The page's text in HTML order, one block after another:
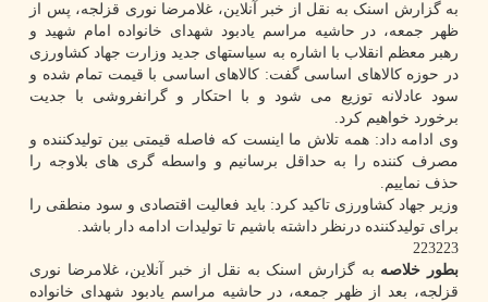
به گزارش اسنک به نقل از خبر آنلاین، غلامرضا نوری قزلجه، پس از
ظهر جمعه، در حاشیه مراسم یادبود شهدای خانواده امام شهید و
رهبر معظم انقلاب با اشاره به سیاستهای جدید وزارت جهاد کشاورزی
در حوزه کالاهای اساسی گفت: کالاهای اساسی با قیمت تمام شده و
سود عادلانه توزیع می شود و با احتکار و گرانفروشی با جدیت
برخورد خواهیم کرد.
وی ادامه داد: همه تلاش ما اینست که فاصله قیمتی بین تولیدکننده و
مصرف کننده را به حداقل برسانیم و واسطه گری های بلاوجه را
حذف نماییم.
وزیر جهاد کشاورزی تاکید کرد: باید فعالیت اقتصادی و سود منطقی را
برای تولیدکننده درنظر داشته باشیم تا تولیدات ادامه دار باشد.
223223
بطور خلاصه به گزارش اسنک به نقل از خبر آنلاین، غلامرضا نوری
قزلجه، بعد از ظهر جمعه، در حاشیه مراسم یادبود شهدای خانواده